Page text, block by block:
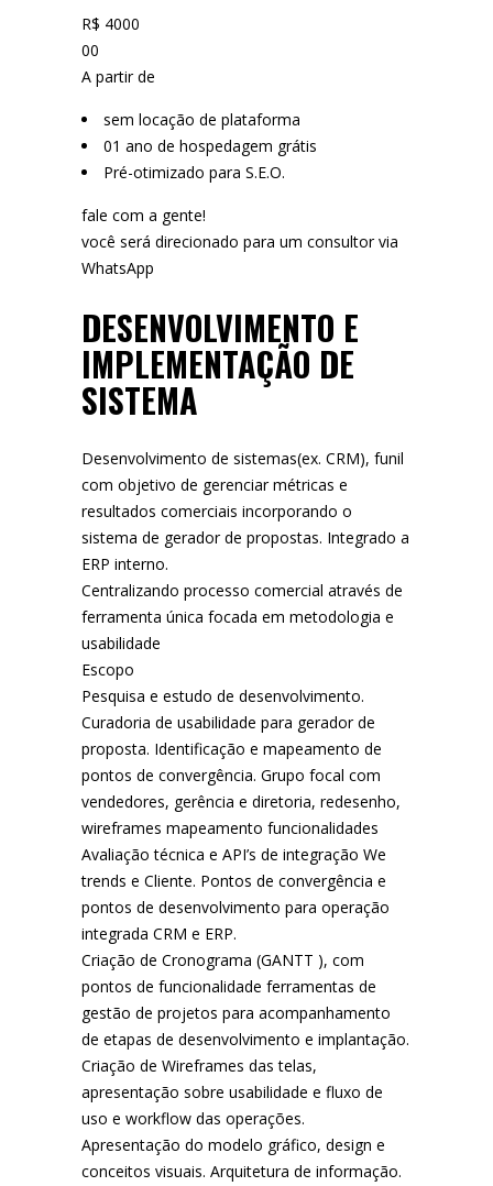
R$ 4000
00
A partir de
sem locação de plataforma
01 ano de hospedagem grátis
Pré-otimizado para S.E.O.
fale com a gente!
você será direcionado para um consultor via
WhatsApp
DESENVOLVIMENTO E
IMPLEMENTAÇÃO DE
SISTEMA
Desenvolvimento de sistemas(ex. CRM), funil
com objetivo de gerenciar métricas e
resultados comerciais incorporando o
sistema de gerador de propostas. Integrado a
ERP interno.
Centralizando processo comercial através de
ferramenta única focada em metodologia e
usabilidade
Escopo
Pesquisa e estudo de desenvolvimento.
Curadoria de usabilidade para gerador de
proposta. Identificação e mapeamento de
pontos de convergência. Grupo focal com
vendedores, gerência e diretoria, redesenho,
wireframes mapeamento funcionalidades
Avaliação técnica e API’s de integração We
trends e Cliente. Pontos de convergência e
pontos de desenvolvimento para operação
integrada CRM e ERP.
Criação de Cronograma (GANTT ), com
pontos de funcionalidade ferramentas de
gestão de projetos para acompanhamento
de etapas de desenvolvimento e implantação.
Criação de Wireframes das telas,
apresentação sobre usabilidade e fluxo de
uso e workflow das operações.
Apresentação do modelo gráfico, design e
conceitos visuais. Arquitetura de informação.